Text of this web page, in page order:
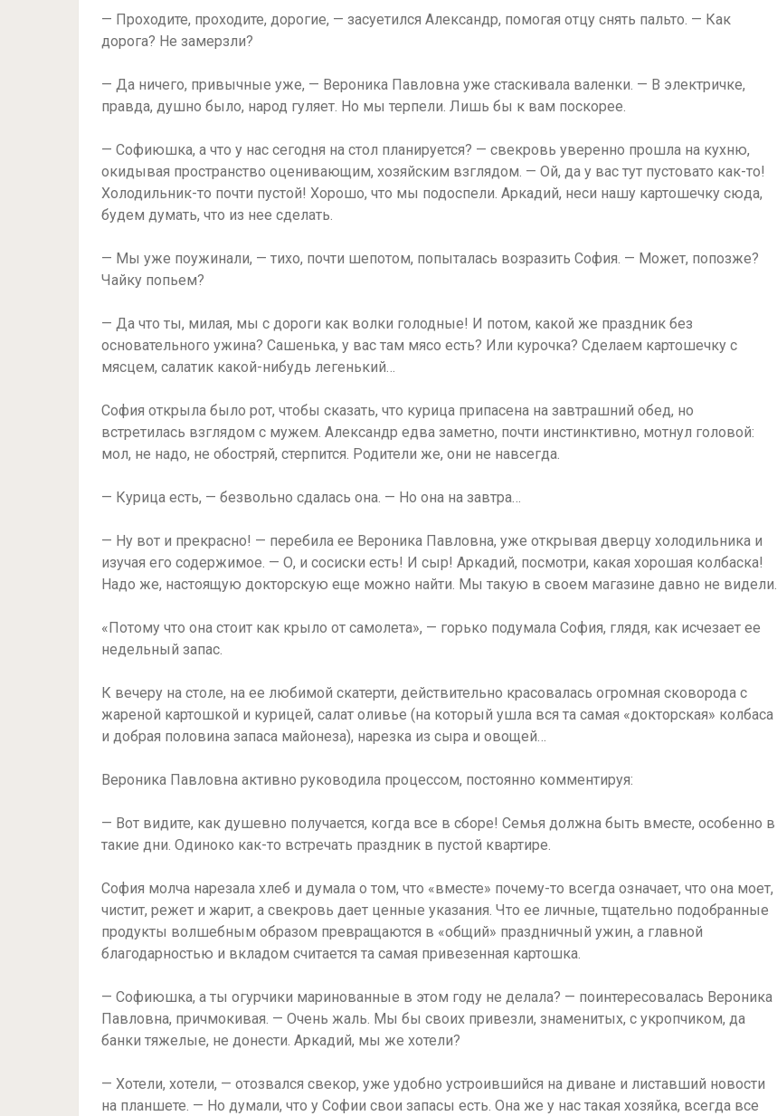
— Проходите, проходите, дорогие, — засуетился Александр, помогая отцу снять пальто. — Как
дорога? Не замерзли?
— Да ничего, привычные уже, — Вероника Павловна уже стаскивала валенки. — В электричке,
правда, душно было, народ гуляет. Но мы терпели. Лишь бы к вам поскорее.
— Софиюшка, а что у нас сегодня на стол планируется? — свекровь уверенно прошла на кухню,
окидывая пространство оценивающим, хозяйским взглядом. — Ой, да у вас тут пустовато как-то!
Холодильник-то почти пустой! Хорошо, что мы подоспели. Аркадий, неси нашу картошечку сюда,
будем думать, что из нее сделать.
— Мы уже поужинали, — тихо, почти шепотом, попыталась возразить София. — Может, попозже?
Чайку попьем?
— Да что ты, милая, мы с дороги как волки голодные! И потом, какой же праздник без
основательного ужина? Сашенька, у вас там мясо есть? Или курочка? Сделаем картошечку с
мясцем, салатик какой-нибудь легенький…
София открыла было рот, чтобы сказать, что курица припасена на завтрашний обед, но
встретилась взглядом с мужем. Александр едва заметно, почти инстинктивно, мотнул головой:
мол, не надо, не обостряй, стерпится. Родители же, они не навсегда.
— Курица есть, — безвольно сдалась она. — Но она на завтра…
— Ну вот и прекрасно! — перебила ее Вероника Павловна, уже открывая дверцу холодильника и
изучая его содержимое. — О, и сосиски есть! И сыр! Аркадий, посмотри, какая хорошая колбаска!
Надо же, настоящую докторскую еще можно найти. Мы такую в своем магазине давно не видели.
«Потому что она стоит как крыло от самолета», — горько подумала София, глядя, как исчезает ее
недельный запас.
К вечеру на столе, на ее любимой скатерти, действительно красовалась огромная сковорода с
жареной картошкой и курицей, салат оливье (на который ушла вся та самая «докторская» колбаса
и добрая половина запаса майонеза), нарезка из сыра и овощей…
Вероника Павловна активно руководила процессом, постоянно комментируя:
— Вот видите, как душевно получается, когда все в сборе! Семья должна быть вместе, особенно в
такие дни. Одиноко как-то встречать праздник в пустой квартире.
София молча нарезала хлеб и думала о том, что «вместе» почему-то всегда означает, что она моет,
чистит, режет и жарит, а свекровь дает ценные указания. Что ее личные, тщательно подобранные
продукты волшебным образом превращаются в «общий» праздничный ужин, а главной
благодарностью и вкладом считается та самая привезенная картошка.
— Софиюшка, а ты огурчики маринованные в этом году не делала? — поинтересовалась Вероника
Павловна, причмокивая. — Очень жаль. Мы бы своих привезли, знаменитых, с укропчиком, да
банки тяжелые, не донести. Аркадий, мы же хотели?
— Хотели, хотели, — отозвался свекор, уже удобно устроившийся на диване и листавший новости
на планшете. — Но думали, что у Софии свои запасы есть. Она же у нас такая хозяйка, всегда все